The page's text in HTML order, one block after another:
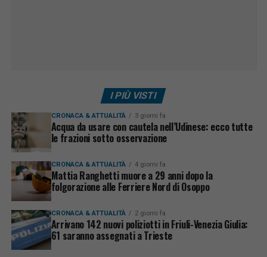
I PIÙ VISTI
CRONACA & ATTUALITÀ 3 giorni fa
Acqua da usare con cautela nell’Udinese: ecco tutte
le frazioni sotto osservazione
CRONACA & ATTUALITÀ 4 giorni fa
Mattia Ranghetti muore a 29 anni dopo la
folgorazione alle Ferriere Nord di Osoppo
CRONACA & ATTUALITÀ 2 giorni fa
Arrivano 142 nuovi poliziotti in Friuli-Venezia Giulia:
61 saranno assegnati a Trieste